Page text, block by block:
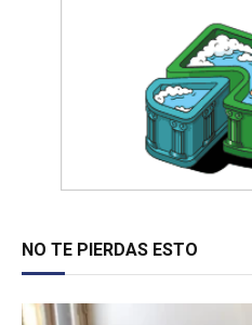
NO TE PIERDAS ESTO